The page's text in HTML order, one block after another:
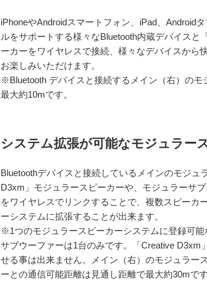
iPhoneやAndroidスマートフォン、iPad、Android
ルをサポートする様々なBluetooth内蔵デバイスと
ーカーをワイヤレスで接続、様々なデバイスから
お楽しみいただけます。
※Bluetooth デバイスと接続するメイン（右）の
最大約10mです。
システム拡張が可能なモジュラー
Bluetoothデバイスと接続しているメインのモジュ
D3xm」モジュラースピーカーや、モジュラーサ
をワイヤレスでリンクすることで、複数スピーカ
ーシステムに拡張することが出来ます。
※1つのモジュラースピーカーシステムに登録可
サブウーファーは1台のみです。「Creative
せる事は出来ません。メイン（右）のモジュラー
ーとの通信可能距離は見通し距離で最大約30mです